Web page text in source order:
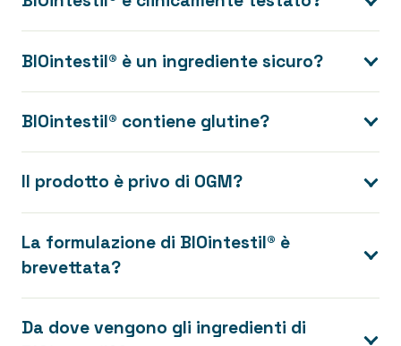
BIOintestil® è un ingrediente sicuro?
BIOintestil® contiene glutine?
Il prodotto è privo di OGM?
La formulazione di BIOintestil® è
brevettata?
Da dove vengono gli ingredienti di